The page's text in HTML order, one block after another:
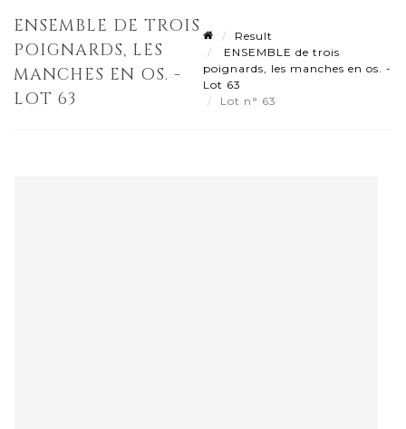
ENSEMBLE DE TROIS
POIGNARDS, LES
MANCHES EN OS. -
LOT 63
Result
ENSEMBLE de trois
poignards, les manches en os. -
Lot 63
Lot n° 63